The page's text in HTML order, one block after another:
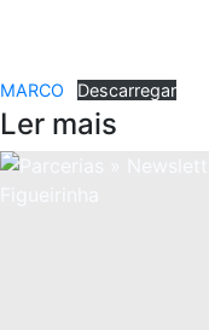
MARCO Descarregar
Ler mais